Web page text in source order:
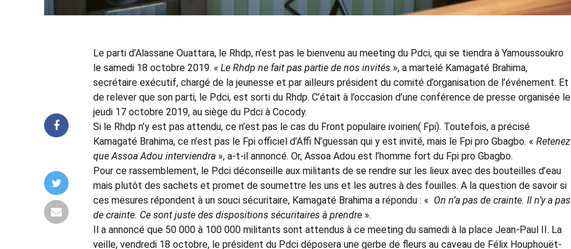
Le parti d’Alassane Ouattara, le Rhdp, n’est pas le bienvenu au meeting du Pdci, qui se tiendra à Yamoussoukro
le samedi 18 octobre 2019. « Le Rhdp ne fait pas partie de nos invités », a martelé Kamagaté Brahima,
secrétaire exécutif, chargé de la jeunesse et par ailleurs président du comité d’organisation de l’événement. Et
de relever que son parti, le Pdci, est sorti du Rhdp. C’était à l’occasion d’une conférence de presse organisée le
jeudi 17 octobre 2019, au siège du Pdci à Cocody.
Si le Rhdp n’y est pas attendu, ce n’est pas le cas du Front populaire ivoirien( Fpi). Toutefois, a précisé
Kamagaté Brahima, ce n’est pas le Fpi officiel d’Affi N’guessan qui y est invité, mais le Fpi pro Gbagbo. « Retenez
que Assoa Adou interviendra », a-t-il annoncé. Or, Assoa Adou est l’homme fort du Fpi pro Gbagbo.
Pour ce rassemblement, le Pdci déconseille aux militants de se rendre sur les lieux avec des bouteilles d’eau
mais plutôt des sachets et promet de soumettre les uns et les autres à des fouilles. A la question de savoir si
ces mesures répondent à un souci sécuritaire, Kamagaté Brahima a répondu : « On n’a pas de crainte. Il n’y a pas
de crainte. Ce sont juste des dispositions sécuritaires à prendre ».
Il a annoncé que 50 000 à 100 000 militants sont attendus à ce meeting du samedi à la place Jean-Paul II. La
veille, vendredi 18 octobre, le président du Pdci déposera une gerbe de fleurs au caveau de Félix Houphouët-